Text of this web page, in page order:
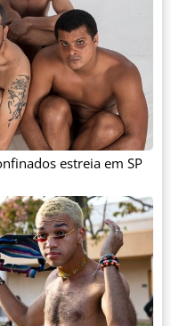
estreia em SP